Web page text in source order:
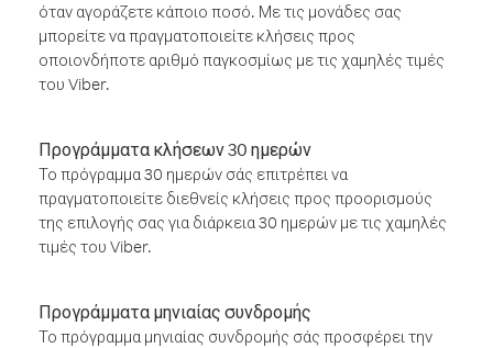
όταν αγοράζετε κάποιο ποσό. Με τις μονάδες σας
μπορείτε να πραγματοποιείτε κλήσεις προς
οποιονδήποτε αριθμό παγκοσμίως με τις χαμηλές τιμές
του Viber.
Προγράμματα κλήσεων 30 ημερών
Το πρόγραμμα 30 ημερών σάς επιτρέπει να
πραγματοποιείτε διεθνείς κλήσεις προς προορισμούς
της επιλογής σας για διάρκεια 30 ημερών με τις χαμηλές
τιμές του Viber.
Προγράμματα μηνιαίας συνδρομής
Το πρόγραμμα μηνιαίας συνδρομής σάς προσφέρει την